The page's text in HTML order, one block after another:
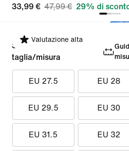
33,99 € 47,99 € 29% di
Valutazione alta
Seleziona la
taglia/misura
EU 27.5 EU 28
EU 29.5 EU 30
EU 31.5 EU 32